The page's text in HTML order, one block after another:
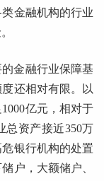
金融机构的行业
金融行业保障基
还相对有限。以
亿元，相对于
总资产接近350万
银行机构的处置
户，大额储户、